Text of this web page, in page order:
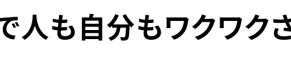
も自分もワクワク